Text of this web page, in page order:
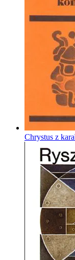
Chrystus z